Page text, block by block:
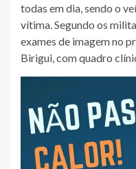
todas em dia, sendo o
vítima. Segundo os
exames de imagem no
Birigui, com quadro